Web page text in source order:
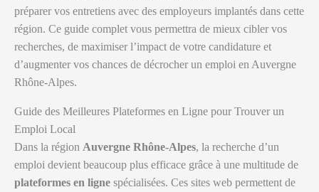
préparer vos entretiens avec des employeurs implantés dans cette
région. Ce guide complet vous permettra de mieux cibler vos
recherches, de maximiser l’impact de votre candidature et
d’augmenter vos chances de décrocher un emploi en Auvergne
Rhône-Alpes.
Guide des Meilleures Plateformes en Ligne pour Trouver un
Emploi Local
Dans la région Auvergne Rhône-Alpes, la recherche d’un
emploi devient beaucoup plus efficace grâce à une multitude de
plateformes en ligne spécialisées. Ces sites web permettent de